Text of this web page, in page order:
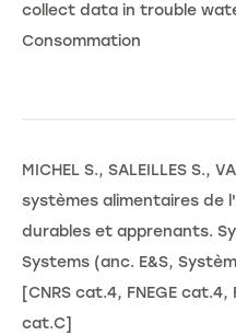
collect data in trouble
Consommation
MICHEL S., SALEILLES S.,
systèmes alimentaires de
durables et apprenants.
Systems (anc. E&S,
[CNRS cat.4, FNEGE cat.4,
cat.C]